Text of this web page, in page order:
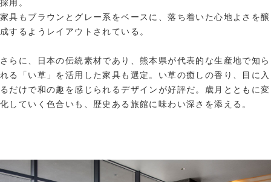
採用。
家具もブラウンとグレー系をベースに、落ち着いた心地よさを醸
成するようレイアウトされている。
さらに、日本の伝統素材であり、熊本県が代表的な生産地で知ら
れる「い草」を活用した家具も選定。い草の癒しの香り、目に入
るだけで和の趣を感じられるデザインが好評だ。歳月とともに変
化していく色合いも、歴史ある旅館に味わい深さを添える。